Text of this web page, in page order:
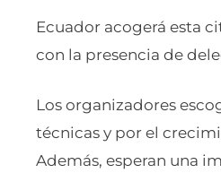
Ecuador acogerá esta
con la presencia de
Los organizadores
técnicas y por el
Además, esperan una